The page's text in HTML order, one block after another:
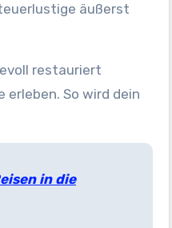
äußerst
restauriert
So wird dein
in die